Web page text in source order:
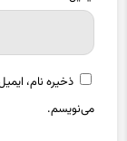
ذخیره نام،
می‌نویسم.